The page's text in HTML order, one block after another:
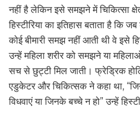
नहीं है लेकिन इसे समझने में चिकित्सा
हिस्टीरिया का इतिहास बताता है कि
कोई बीमारी समझ नहीं आती थी वे इसे
उन्हें महिला शरीर को समझने या
सच से छुट्टी मिल जाती। फ्रेड्रिक
एडुकेटर और चिकित्सक ने कहा था,
विधवाएं या जिनके बच्चे न हो” उन्हें